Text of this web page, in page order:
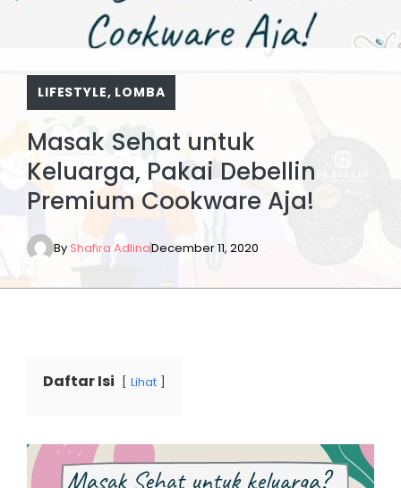
LIFESTYLE, LOMBA
Masak Sehat untuk
Keluarga, Pakai Debellin
Premium Cookware Aja!
By Shafira AdlinaDecember 11, 2020
Daftar Isi Lihat